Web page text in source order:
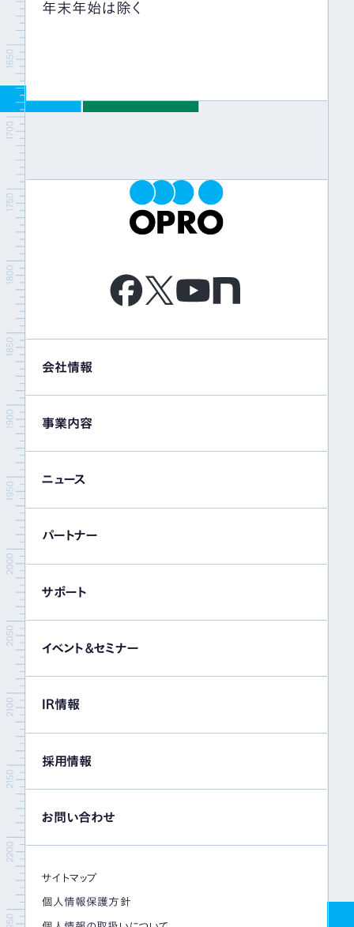
年末年始は除く
会社情報
事業内容
ニュース
パートナー
サポート
イベント＆セミナー
IR情報
採用情報
お問い合わせ
サイトマップ
個人情報保護方針